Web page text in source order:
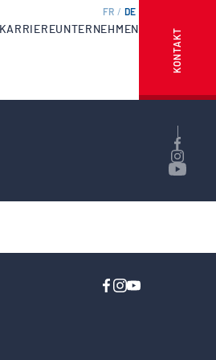
FR DE
KARRIEREUNTERNEHMEN KONTAKT